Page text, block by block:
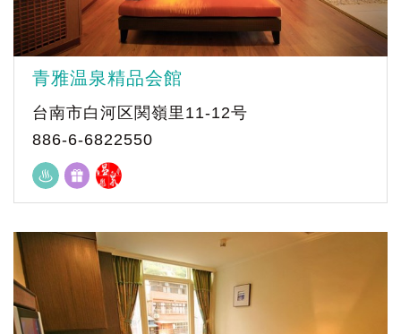
青雅温泉精品会館
台南市白河区関嶺里11-12号
886-6-6822550